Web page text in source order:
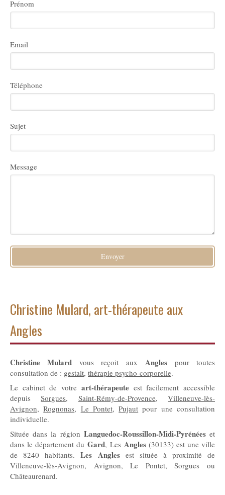
Prénom
Email
Téléphone
Sujet
Message
Envoyer
Christine Mulard, art-thérapeute aux
Angles
Christine Mulard vous reçoit auxAngles pour toutes
consultation de : gestalt, thérapie psycho-corporelle.
Le cabinet de votre art-thérapeuteest facilement accessible
depuisSorgues, Saint-Rémy-de-Provence,Villeneuve-lès-
Avignon,Rognonas, Le Pontet,Pujaut pour une consultation
individuelle.
Située dans la région Languedoc-Roussillon-Midi-Pyrénéeset
dans le département duGard, Les Angles(30133) est une ville
de 8240 habitants. Les Angles est située à proximité de
Villeneuve-lès-Avignon, Avignon, Le Pontet, Sorgues ou
Châteaurenard.